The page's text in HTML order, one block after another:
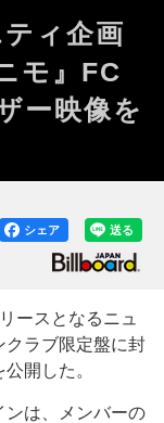
ィ企画
モ』FC
ー映像を
送る
シェア
ースとなるニュ
クラブ限定盤に封
開した。
は、メンバーの